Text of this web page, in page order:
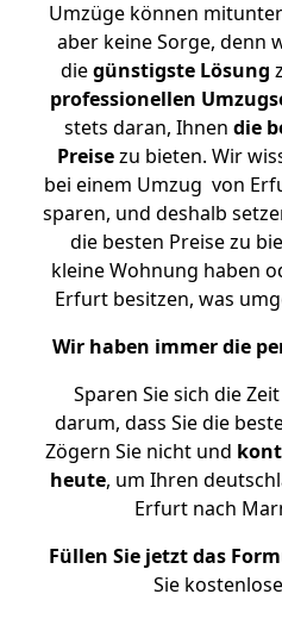
Umzüge können
aber keine Sorge, denn
diegünstigste Lösung
professionellen
stets daran, Ihnen die
Preisezu bieten. Wir
bei einem Umzug von
sparen, und deshalb
die besten Preise zu
kleine Wohnung haben
Erfurt besitzen, was
Wir haben immer die
Sparen Sie sich die
darum, dass Sie die
Zögern Sie nicht und
heute, um Ihren
Erfurt nach
Füllen Sie jetzt das
Sie